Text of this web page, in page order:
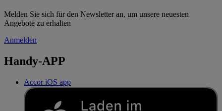
Melden Sie sich für den Newsletter an, um unsere neuesten
Angebote zu erhalten
Anmelden
Handy-APP
Accor iOS app